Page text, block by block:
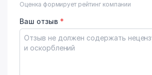
Оценка формирует рейтинг компании
Ваш отзыв *